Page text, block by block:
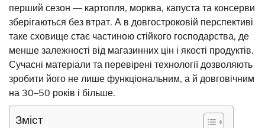
перший сезон — картопля, морква, капуста та консерви
зберігаються без втрат. А в довгостроковій перспективі
таке сховище стає частиною стійкого господарства, де
менше залежності від магазинних цін і якості продуктів.
Сучасні матеріали та перевірені технології дозволяють
зробити його не лише функціональним, а й довговічним
на 30–50 років і більше.
Зміст